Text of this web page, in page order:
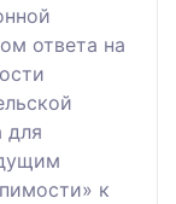
ответа на
для
к